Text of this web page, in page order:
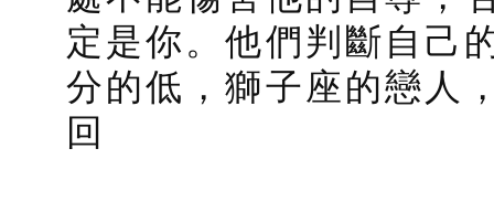
定是你。他們判斷自己
分的低，獅子座的戀人
回